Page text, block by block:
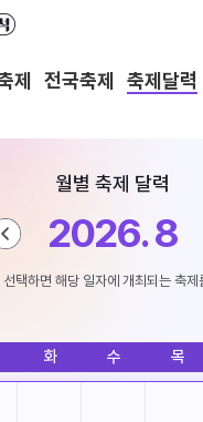
제 전국축제 축제달력
월별 축제 달력
2026. 8
선택하면 해당 일자에 개최되는 축제
화 수 목